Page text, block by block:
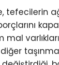
tefecilerin